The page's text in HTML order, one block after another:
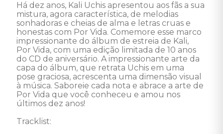
Há dez anos, Kali Uchis apresentou aos fãs a sua
mistura, agora característica, de melodias
sonhadoras e cheias de alma e letras cruas e
honestas com Por Vida. Comemore esse marco
impressionante do álbum de estreia de Kali,
Por Vida, com uma edição limitada de 10 anos
do CD de aniversário. A impressionante arte da
capa do álbum, que retrata Uchis em uma
pose graciosa, acrescenta uma dimensão visual
à música. Saboreie cada nota e abrace a arte de
Por Vida que você conheceu e amou nos
últimos dez anos!
Tracklist: